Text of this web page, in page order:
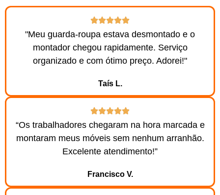
"Meu guarda-roupa estava desmontado e o
montador chegou rapidamente. Serviço
organizado e com ótimo preço. Adorei!"
Taís L.
“Os trabalhadores chegaram na hora marcada e
montaram meus móveis sem nenhum arranhão.
Excelente atendimento!”
Francisco V.